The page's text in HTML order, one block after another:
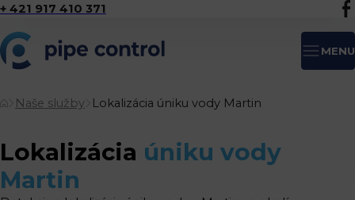
+ 421 917 410 371
MENU
Naše služby Lokalizácia úniku vody Martin
Lokalizácia úniku vody
Martin